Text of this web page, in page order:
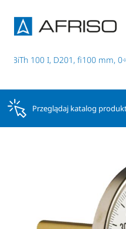
BiTh 100 I, D201, fi100 mm,
Przeglądaj katalog